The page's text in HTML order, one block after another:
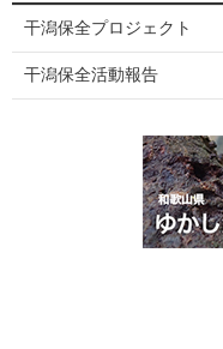
干潟保全プロジェクト
干潟保全活動報告